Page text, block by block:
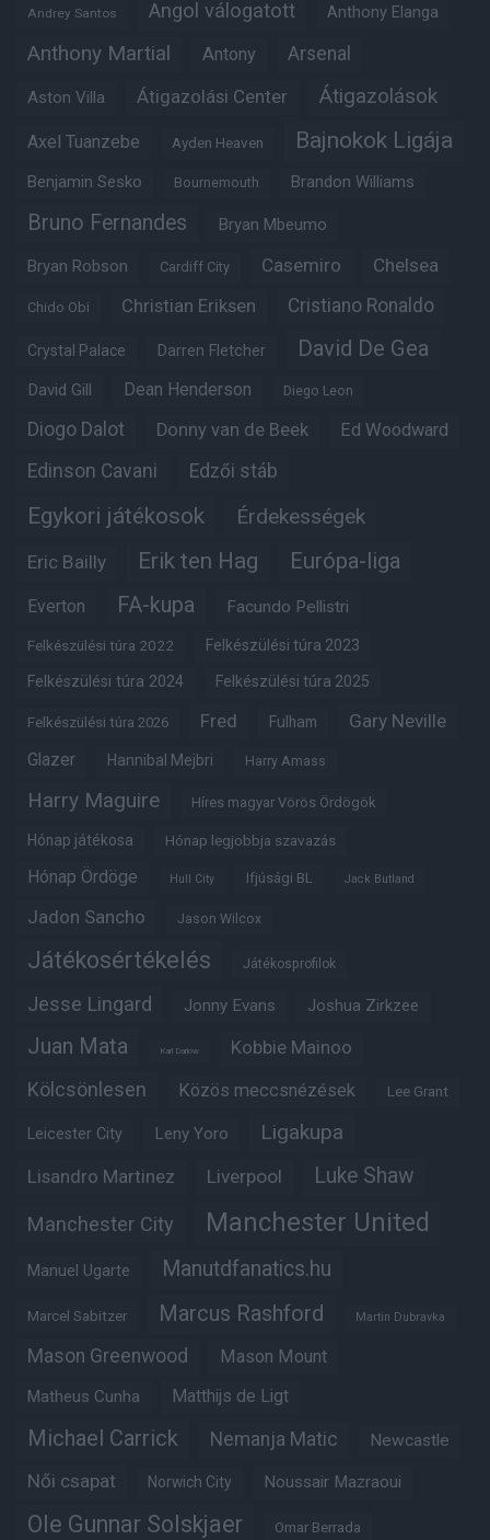
Andrey Santos Angol válogatott Anthony Elanga
Anthony Martial Antony Arsenal
Aston Villa Átigazolási Center Átigazolások
Axel Tuanzebe Ayden Heaven Bajnokok Ligája
Benjamin Sesko Bournemouth Brandon Williams
Bruno Fernandes Bryan Mbeumo
Bryan Robson Cardiff City Casemiro Chelsea
Chido Obi Christian Eriksen Cristiano Ronaldo
Crystal Palace Darren Fletcher David De Gea
David Gill Dean Henderson Diego Leon
Diogo Dalot Donny van de Beek Ed Woodward
Edinson Cavani Edzői stáb
Egykori játékosok Érdekességek
Eric Bailly Erik ten Hag Európa-liga
Everton FA-kupa Facundo Pellistri
Felkészülési túra 2022 Felkészülési túra 2023
Felkészülési túra 2024 Felkészülési túra 2025
Felkészülési túra 2026 Fred Fulham Gary Neville
Glazer Hannibal Mejbri Harry Amass
Harry Maguire Híres magyar Vörös Ördögök
Hónap játékosa Hónap legjobbja szavazás
Hónap Ördöge Hull City Ifjúsági BL Jack Butland
Jadon Sancho Jason Wilcox
Játékosértékelés Játékosprofilok
Jesse Lingard Jonny Evans Joshua Zirkzee
Juan Mata Karl Darlow Kobbie Mainoo
Kölcsönlesen Közös meccsnézések Lee Grant
Leicester City Leny Yoro Ligakupa
Lisandro Martinez Liverpool Luke Shaw
Manchester City Manchester United
Manuel Ugarte Manutdfanatics.hu
Marcel Sabitzer Marcus Rashford Martin Dubravka
Mason Greenwood Mason Mount
Matheus Cunha Matthijs de Ligt
Michael Carrick Nemanja Matic Newcastle
Női csapat Norwich City Noussair Mazraoui
Ole Gunnar Solskjaer Omar Berrada